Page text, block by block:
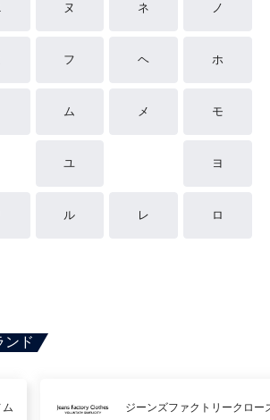
ヌ ネ ノ
フ ヘ ホ
ム メ モ
ユ ヨ
ル レ ロ
ンド
ム ジーンズファクトリークロー